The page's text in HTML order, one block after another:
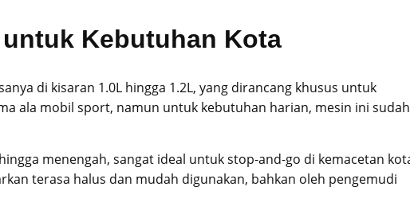
Kebutuhan Kota
di kisaran 1.0L hingga 1.2L, yang dirancang khusus untuk
ala mobil sport, namun untuk kebutuhan harian, mesin ini sudah
menengah, sangat ideal untuk stop-and-go di kemacetan
terasa halus dan mudah digunakan, bahkan oleh pengemudi